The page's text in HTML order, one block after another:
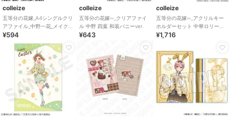
colleize
五等分の花嫁_A4シングルクリ
アファイル_中野一花_メイクア
ップ
¥594
colleize
五等分の花嫁∽_クリアファイ
ル 中野 四葉 和装バニーver.
¥643
colleize
五等分の花嫁∽_アクリルキー
ホルダーセット 中華ロリータ
ver. 中野二乃
¥1,716